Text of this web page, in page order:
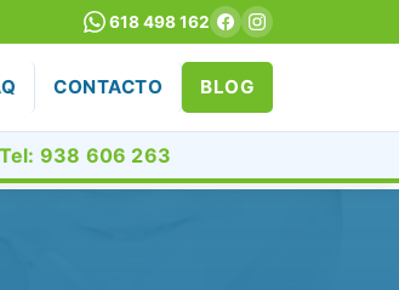
618 498 162
CONTACTO BLOG
Tel: 938 606 263